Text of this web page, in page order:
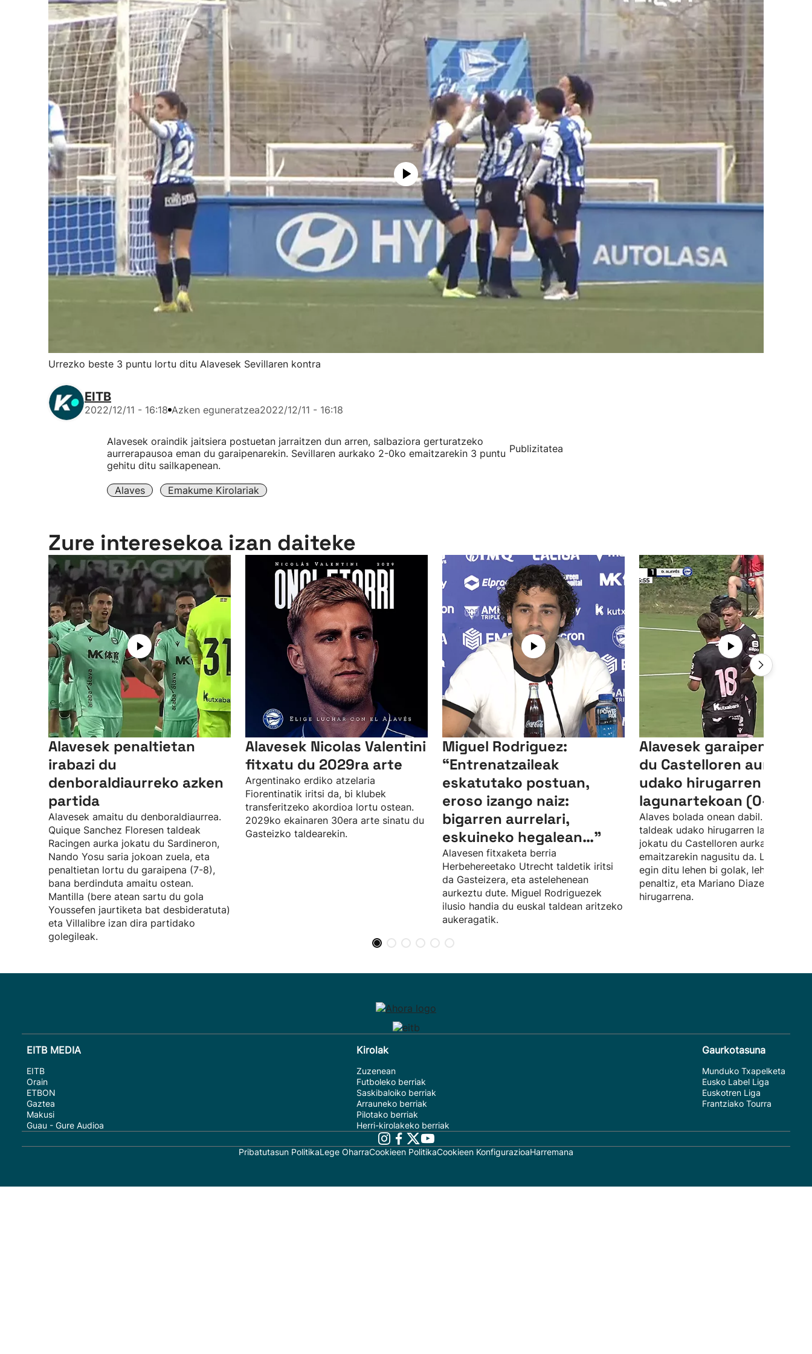
Urrezko beste 3 puntu lortu ditu Alavesek Sevillaren kontra
EITB
2022/12/11 - 16:18 Azken eguneratzea2022/12/11 - 16:18
Alavesek oraindik jaitsiera postuetan jarraitzen dun arren, salbaziora gerturatzeko
aurrerapausoa eman du garaipenarekin. Sevillaren aurkako 2-0ko emaitzarekin 3 puntu
gehitu ditu sailkapenean.
Alaves Emakume Kirolariak
Publizitatea
Zure interesekoa izan daiteke
Alavesek penaltietan
irabazi du
denboraldiaurreko azken
partida
Alavesek amaitu du denboraldiaurrea.
Quique Sanchez Floresen taldeak
Racingen aurka jokatu du Sardineron,
Nando Yosu saria jokoan zuela, eta
penaltietan lortu du garaipena (7-8),
bana berdinduta amaitu ostean.
Mantilla (bere atean sartu du gola
Youssefen jaurtiketa bat desbideratuta)
eta Villalibre izan dira partidako
golegileak.
Alavesek Nicolas Valentini
fitxatu du 2029ra arte
Argentinako erdiko atzelaria
Fiorentinatik iritsi da, bi klubek
transferitzeko akordioa lortu ostean.
2029ko ekainaren 30era arte sinatu du
Gasteizko taldearekin.
Miguel Rodriguez:
“Entrenatzaileak
eskatutako postuan,
eroso izango naiz:
bigarren aurrelari,
eskuineko hegalean…”
Alavesen fitxaketa berria
Herbehereetako Utrecht taldetik iritsi
da Gasteizera, eta astelehenean
aurkeztu dute. Miguel Rodriguezek
ilusio handia du euskal taldean aritzeko
aukeragatik.
Alavesek garaipena
du Castelloren aurka
udako hirugarren
lagunartekoan (0-3)
Alaves bolada onean dabil. Gasteizko
taldeak udako hirugarren
jokatu du Castelloren aurka, eta 0-
emaitzarekin nagusitu da. Lucas
egin ditu lehen bi golak, lehena
penaltiz, eta Mariano Diazek sartu du
hirugarrena.
EITB MEDIA
EITB
Orain
ETBON
Gaztea
Makusi
Guau - Gure Audioa
Kirolak
Zuzenean
Futboleko berriak
Saskibaloiko berriak
Arrauneko berriak
Pilotako berriak
Herri-kirolakeko berriak
Gaurkotasuna
Munduko Txapelketa
Eusko Label Liga
Euskotren Liga
Frantziako Tourra
Pribatutasun PolitikaLege OharraCookieen PolitikaCookieen KonfigurazioaHarremana